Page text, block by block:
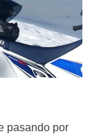
pasando por